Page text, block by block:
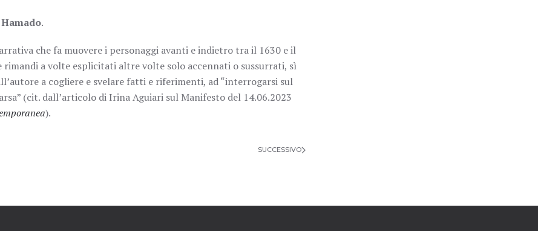
Hamado.
che fa muovere i personaggi avanti e indietro tra il 1630 e il
a volte esplicitati altre volte solo accennati o sussurrati, sì
a cogliere e svelare fatti e riferimenti, ad “interrogarsi sul
(cit. dall’articolo di Irina Aguiari sul Manifesto del 14.06.2023
).
SUCCESSIVO